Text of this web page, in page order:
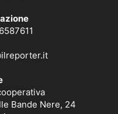
Bande Nere, 24